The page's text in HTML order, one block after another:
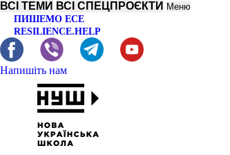
ВСІ ТЕМИ ВСІ СПЕЦПРОЄКТИ Меню
ПИШЕМО ЕСЕ
RESILIENCE.HELP
Напишіть нам